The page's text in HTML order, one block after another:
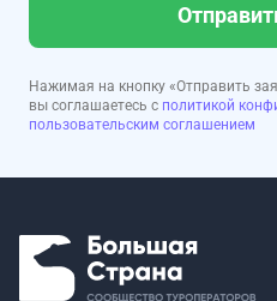
Нажимая на кнопку «Отправить
вы соглашаетесь с политикой
пользовательским соглашением